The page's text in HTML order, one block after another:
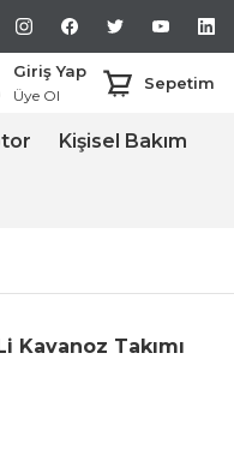
Giriş Yap
Üye Ol
Sepetim
Kişisel Bakım
Kavanoz Takımı